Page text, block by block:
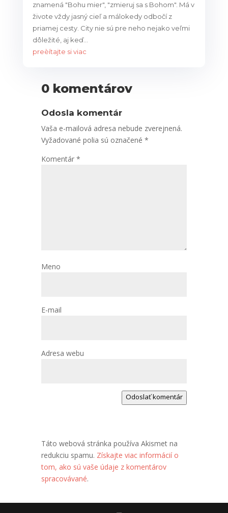
znamená "Bohu mier", "zmieruj sa s Bohom". Má v
živote vždy jasný cieľ a málokedy odbočí z
priamej cesty. City nie sú pre neho nejako veľmi
dôležité, aj keď...
preèítajte si viac
0 komentárov
Odosla komentár
Vaša e-mailová adresa nebude zverejnená.
Vyžadované polia sú označené *
Komentár *
Meno
E-mail
Adresa webu
Odoslať komentár
Táto webová stránka používa Akismet na
redukciu spamu. Získajte viac informácií o
tom, ako sú vaše údaje z komentárov
spracovávané.